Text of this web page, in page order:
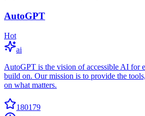
AutoGPT
Hot
ai
AutoGPT is the vision of accessible AI for
build on. Our mission is to provide the
on what matters.
180179